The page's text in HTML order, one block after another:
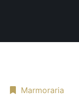
Marmoraria